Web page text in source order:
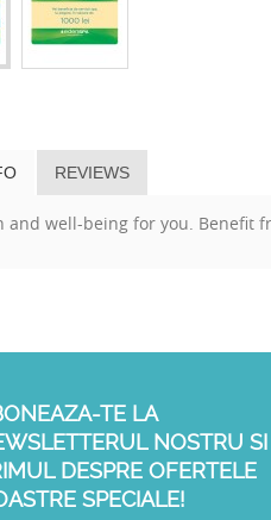
REVIEWS
and well-being for you. Benefit
TE LA
NOSTRU
DESPRE OFERTELE
SPECIALE!